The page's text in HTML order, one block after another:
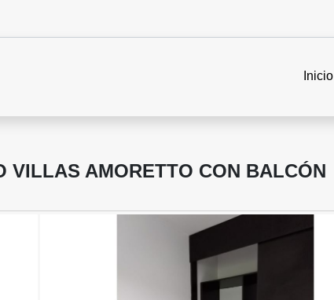
Inicio
VILLAS AMORETTO CON BALCÓN